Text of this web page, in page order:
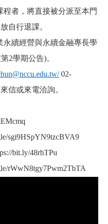
者，將直接被分派至本門
自行退課。
續經營與永續金融專長學
2學期公告)。
02-
信或來電洽詢。
sgi9HSpYN9tzcBVA9
bit.ly/48rhTPu
rWwN8tgy7Pwm2TbTA